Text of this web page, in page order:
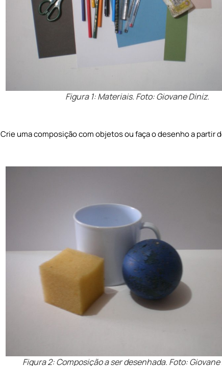
Figura 1: Materiais. Foto: Giovane Diniz.
Crie uma composição com objetos ou faça o desenho a partir
Figura 2: Composição a ser desenhada. Foto: Giovane